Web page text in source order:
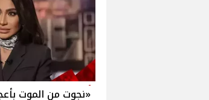
«نجوت من الموت